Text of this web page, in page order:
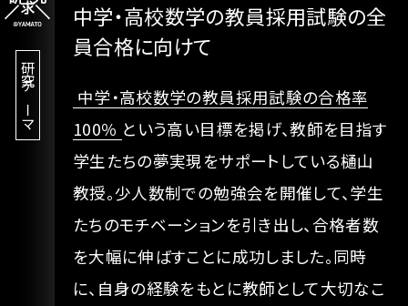
研究テーマ
中学・高校数学の教員採用試験の全
員合格に向けて
中学・高校数学の教員採用試験の合格率
100％ という高い目標を掲げ、教師を目指す
学生たちの夢実現をサポートしている樋山
教授。少人数制での勉強会を開催して、学生
たちのモチベーションを引き出し、合格者数
を大幅に伸ばすことに成功しました。同時
に、自身の経験をもとに教師として大切なこ